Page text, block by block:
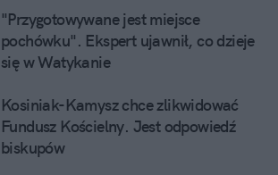
"Przygotowywane jest miejsce
pochówku". Ekspert ujawnił, co dzieje
się w Watykanie
Kosiniak-Kamysz chce zlikwidować
Fundusz Kościelny. Jest odpowiedź
biskupów